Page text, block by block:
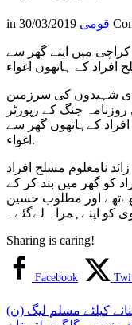
in قومی 30/03/2019
میں اپنے گھر سے
شہیدوں کی سرزمین
جنگ کے رپورٹر
کےہاتھوں گھر سے
اغواء.
کے مطابق صبح 4 بجے 20 سے زائد نامعلوم مسلح افراد
کو گھر میں بند کر کے
اور مطلوب حسین
کو اپنےہمراہ لےگئے۔
Sharing is caring!
Facebook
کیلئے مسلم لیگ (ن)